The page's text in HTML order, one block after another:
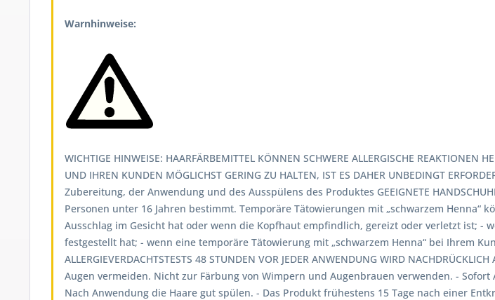
Warnhinweise:
WICHTIGE HINWEISE: HAARFÄRBEMITTEL KÖNNEN SCHWERE ALLERGISCHE REAKTIONEN
UND IHREN KUNDEN MÖGLICHST GERING ZU HALTEN, IST ES DAHER UNBEDINGT
Zubereitung, der Anwendung und des Ausspülens des Produktes GEEIGNETE
Personen unter 16 Jahren bestimmt. Temporäre Tätowierungen mit „schwarzem Henna“
Ausschlag im Gesicht hat oder wenn die Kopfhaut empfindlich, gereizt oder verletzt ist; -
festgestellt hat; - wenn eine temporäre Tätowierung mit „schwarzem Henna“ bei Ihrem
ALLERGIEVERDACHTSTESTS 48 STUNDEN VOR JEDER ANWENDUNG WIRD
Augen vermeiden. Nicht zur Färbung von Wimpern und Augenbrauen verwenden. -
Nach Anwendung die Haare gut spülen. - Das Produkt frühestens 15 Tage nach einer